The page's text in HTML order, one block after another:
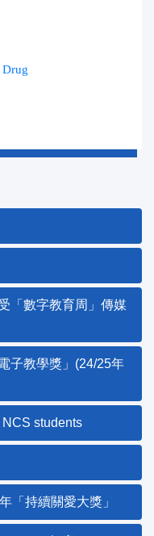
Drug
「數字教育周」傳媒
子教學獎」(24/25年
students
「持續關愛大獎」